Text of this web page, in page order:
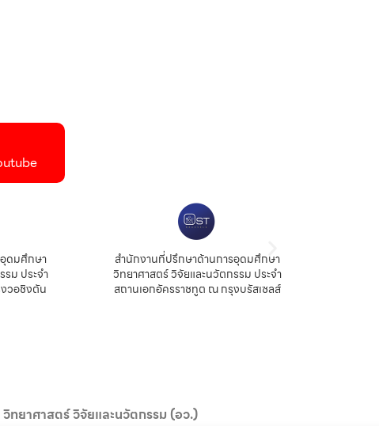
มศึกษา
ประจำ
อชิงตัน
สำนักงานที่ปรึกษาด้านการอุดมศึกษา
วิทยาศาสตร์ วิจัยและนวัตกรรม ประจำ
สถานเอกอัครราชทูต ณ กรุงบรัสเซลส์
ทยาศาสตร์ วิจัยและนวัตกรรม (อว.)